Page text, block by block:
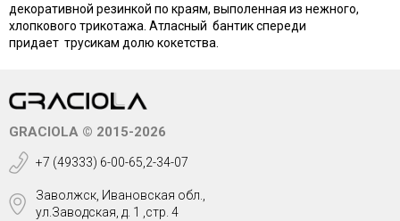
декоративной резинкой по краям, выполенная из нежного,
хлопкового трикотажа. Атласный бантик спереди
придает трусикам долю кокетства.
GRACIOLA © 2015-2026
+7 (49333) 6-00-65,2-34-07
Заволжск, Ивановская обл.,
ул.Заводская, д. 1 ,стр. 4